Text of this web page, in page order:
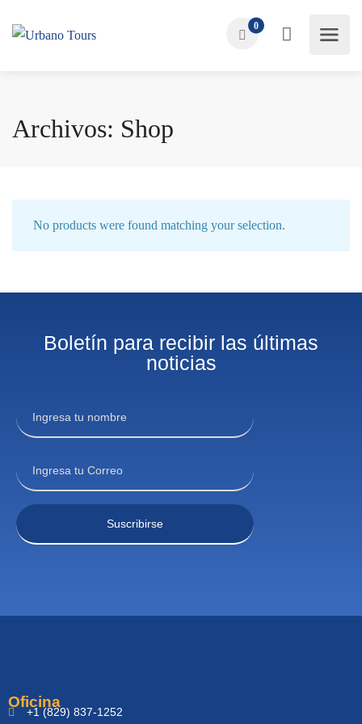
0
Archivos: Shop
No products were found matching your selection.
Boletín para recibir las últimas
noticias
Oficina
+1 (829) 837-1252